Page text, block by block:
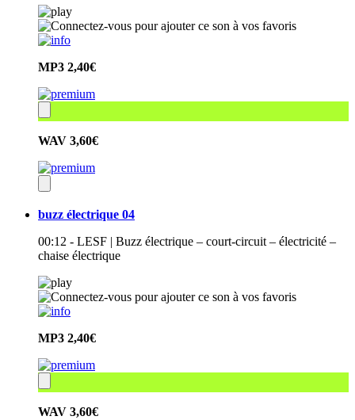
MP3 2,40€
WAV 3,60€
buzz électrique 04
00:12 - LESF | Buzz électrique – court-circuit – électricité –
chaise électrique
MP3 2,40€
WAV 3,60€